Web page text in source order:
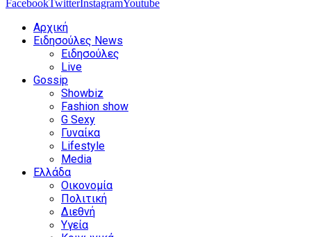
FacebookTwitterInstagramYoutube
Αρχική
Ειδησούλες News
Ειδησούλες
Live
Gossip
Showbiz
Fashion show
G Sexy
Γυναίκα
Lifestyle
Media
Ελλάδα
Οικονομία
Πολιτική
Διεθνή
Υγεία